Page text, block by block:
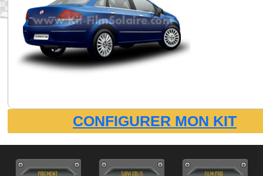
CONFIGURER MON KIT